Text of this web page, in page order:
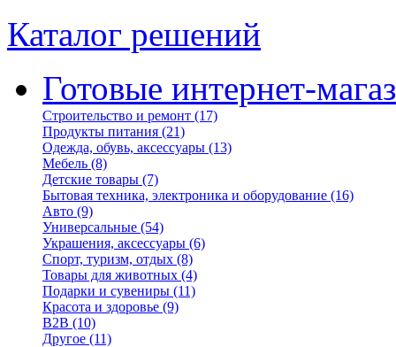
Каталог решений
Готовые интернет-
Строительство и ремонт (17)
Продукты питания (21)
Одежда, обувь, аксессуары (13)
Мебель (8)
Детские товары (7)
Бытовая техника, электроника и оборудование (16)
Авто (9)
Универсальные (54)
Украшения, аксессуары (6)
Спорт, туризм, отдых (8)
Товары для животных (4)
Подарки и сувениры (11)
Красота и здоровье (9)
B2B (10)
Другое (11)